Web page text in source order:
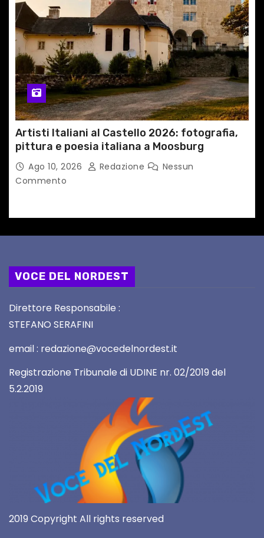
Artisti Italiani al Castello 2026: fotografia,
pittura e poesia italiana a Moosburg
Ago 10, 2026 Redazione
Nessun
Commento
VOCE DEL NORDEST
Direttore Responsabile :
STEFANO SERAFINI
email : redazione@vocedelnordest.it
Registrazione Tribunale di UDINE nr. 02/2019 del
5.2.2019
2019 Copyright All rights reserved